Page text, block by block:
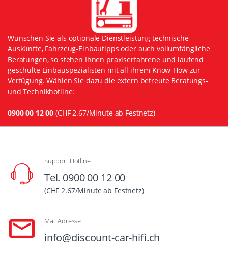
Wünschen Sie als optionale Dienstleistung technische
Auskünfte, Fahrzeug-Einbautipps oder auch vollumfängliche
Beratungen, so stehen Ihnen praxiserfahrene und laufend
geschulte Einbauspezialisten mit all ihrem Know-How zur
Verfügung. Wählen Sie dazu die extern betreute Beratungs-
und Technikhotline:
0900 00 12 00 (CHF 2.67/Minute ab Festnetz)
Support Hotline
Tel. 0900 00 12 00
(CHF 2.67/Minute ab Festnetz)
Mail Adresse
info@discount-car-hifi.ch